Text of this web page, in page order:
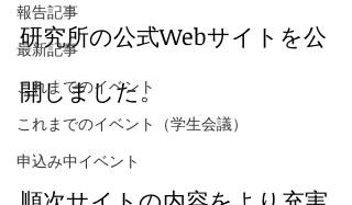
報告記事
最新記事
これまでのイベント
これまでのイベント（学生会議）
申込み中イベント
研究所の公式Webサイトを公
開しました。